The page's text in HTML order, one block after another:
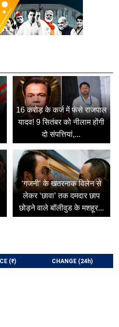
16 करोड़ के कर्ज में फंसे राजपाल
यादव! 9 सितंबर को नीलाम होंगी
दो संपत्तियां,...
‘गजनी’ के खतरनाक विलेन से
लेकर ‘छावा’ तक दमदार छाप
छोड़ने वाले बॉलीवुड के मशहूर...